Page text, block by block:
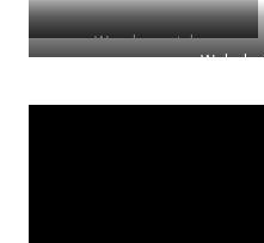
Wanderportal
Wehr